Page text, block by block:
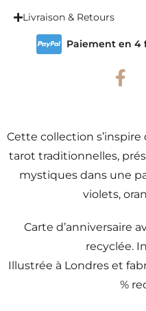
Livraison & Retours
Paiement en 4
Cette collection
tarot traditionnelles,
mystiques dans une
violets,
Carte d’anniversaire
recyclée.
Illustrée à Londres et
%